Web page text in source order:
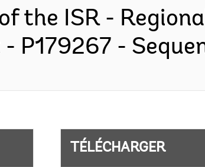
the ISR -
P179267 -
TÉLÉCHARGER